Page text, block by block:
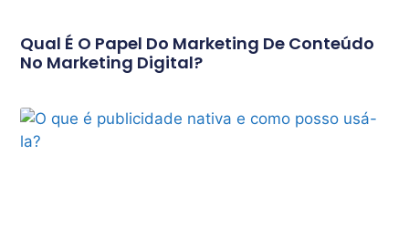
Qual É O Papel Do Marketing De Conteúdo
No Marketing Digital?